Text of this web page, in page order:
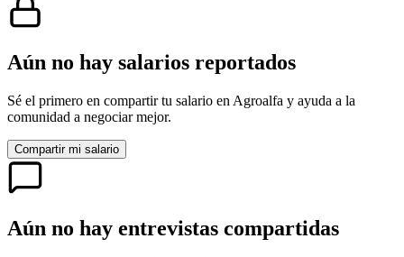
Aún no hay salarios reportados
Sé el primero en compartir tu salario en Agroalfa y ayuda a la
comunidad a negociar mejor.
Compartir mi salario
Aún no hay entrevistas compartidas